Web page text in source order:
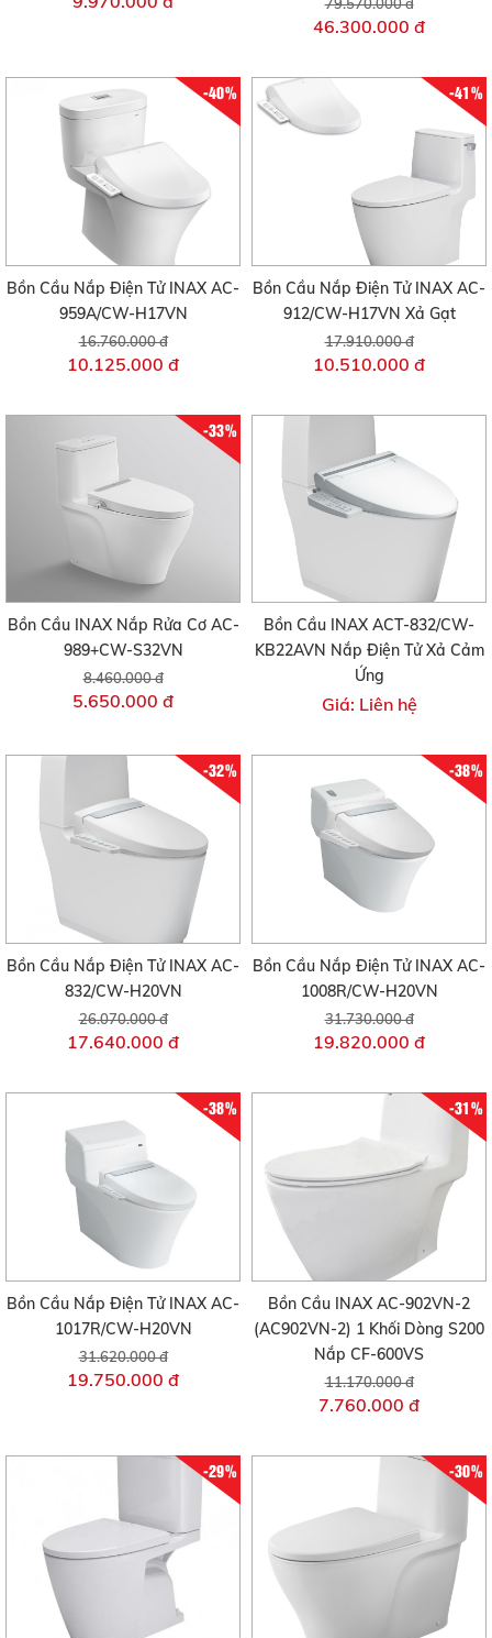
46.300.000 đ
-40%
Bồn Cầu Nắp Điện Tử INAX AC-
959A/CW-H17VN
16.760.000 đ
10.125.000 đ
-41%
Bồn Cầu Nắp Điện Tử INAX AC-
912/CW-H17VN Xả Gạt
17.910.000 đ
10.510.000 đ
-33%
Bồn Cầu INAX Nắp Rửa Cơ AC-
989+CW-S32VN
8.460.000 đ
5.650.000 đ
Bồn Cầu INAX ACT-832/CW-
KB22AVN Nắp Điện Tử Xả Cảm
Ứng
Giá: Liên hệ
-32%
Bồn Cầu Nắp Điện Tử INAX AC-
832/CW-H20VN
26.070.000 đ
17.640.000 đ
-38%
Bồn Cầu Nắp Điện Tử INAX AC-
1008R/CW-H20VN
31.730.000 đ
19.820.000 đ
-38%
Bồn Cầu Nắp Điện Tử INAX AC-
1017R/CW-H20VN
31.620.000 đ
19.750.000 đ
-31%
Bồn Cầu INAX AC-902VN-2
(AC902VN-2) 1 Khối Dòng S200
Nắp CF-600VS
11.170.000 đ
7.760.000 đ
-29% -30%